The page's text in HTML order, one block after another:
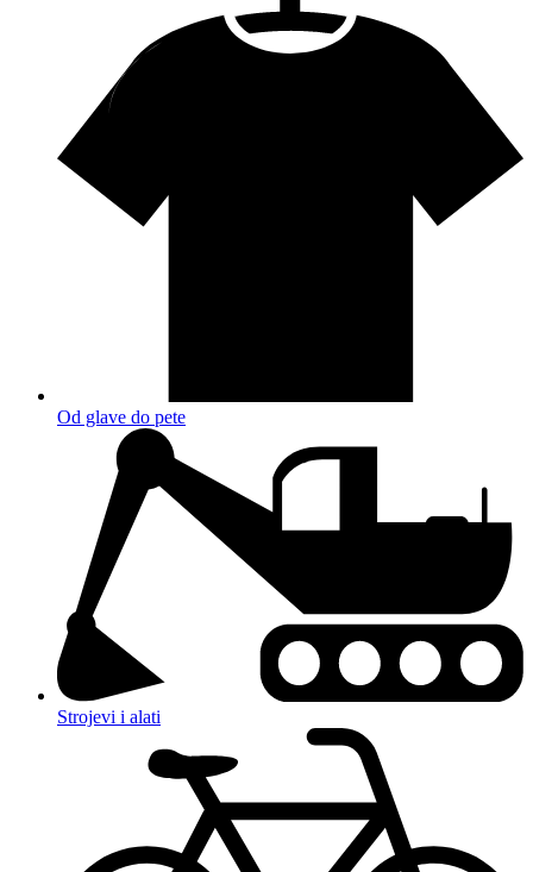
Od glave do pete
Strojevi i alati